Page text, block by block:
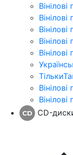
CD-